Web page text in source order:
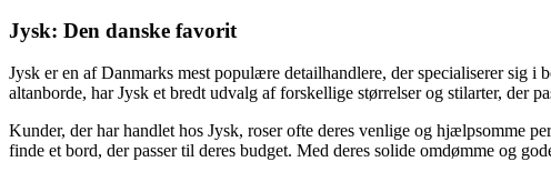
Jysk: Den danske favorit
Jysk er en af ​​Danmarks mest populære detailhandlere, der specialiserer sig
altanborde, har Jysk et bredt udvalg af forskellige størrelser og stilarter, der
Kunder, der har handlet hos Jysk, roser ofte deres venlige og hjælpsomme
finde et bord, der passer til deres budget. Med deres solide omdømme og